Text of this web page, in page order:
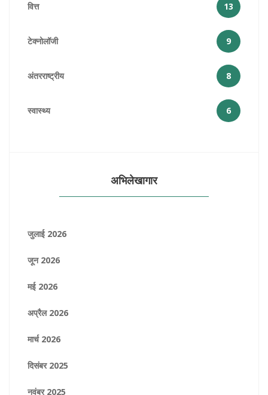
वित्त 13
टेक्नोलॉजी 9
अंतरराष्ट्रीय 8
स्वास्थ्य 6
अभिलेखागार
जुलाई 2026
जून 2026
मई 2026
अप्रैल 2026
मार्च 2026
दिसंबर 2025
नवंबर 2025